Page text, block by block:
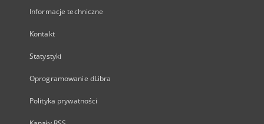
Informacje techniczne
Kontakt
Statystyki
Oprogramowanie dLibra
Polityka prywatności